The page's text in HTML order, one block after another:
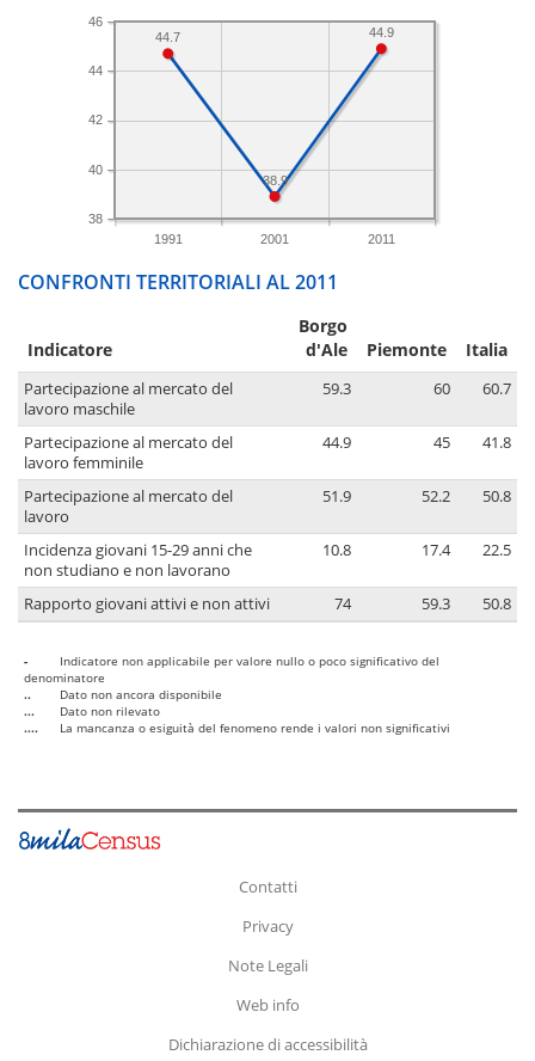
1991 2001 2011
38
40
42
44
46
44.9
38.9
44.7
CONFRONTI TERRITORIALI AL 2011
Indicatore
Borgo
d'Ale
Piemonte Italia
Partecipazione al mercato del
lavoro maschile
59.3 60 60.7
Partecipazione al mercato del
lavoro femminile
44.9 45 41.8
Partecipazione al mercato del
lavoro
51.9 52.2 50.8
Incidenza giovani 15-29 anni che
non studiano e non lavorano
10.8 17.4 22.5
Rapporto giovani attivi e non attivi 74 59.3 50.8
-
Indicatore non applicabile per valore nullo o poco significativo del
denominatore
..
Dato non ancora disponibile
...
Dato non rilevato
....
La mancanza o esiguità del fenomeno rende i valori non significativi
Contatti
Privacy
Note Legali
Web info
Dichiarazione di accessibilità